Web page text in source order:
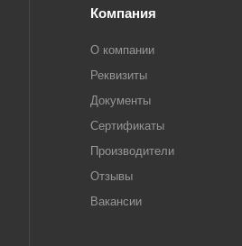
Компания
О компании
Реквизиты
Документы
Сертификаты
Производители
Отзывы
Вакансии